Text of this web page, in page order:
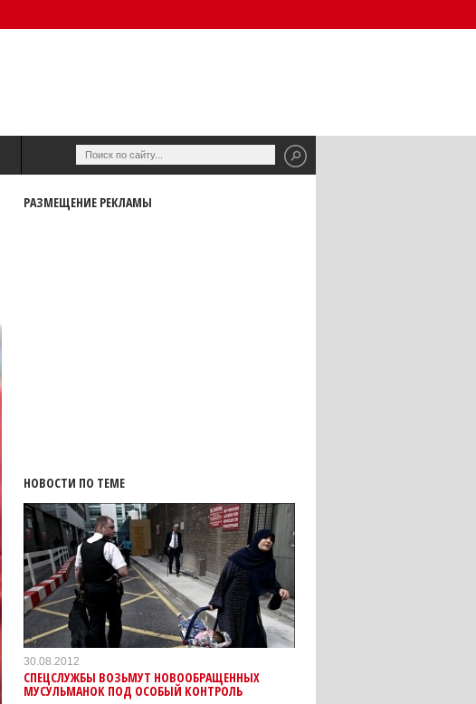
РАЗМЕЩЕНИЕ РЕКЛАМЫ
НОВОСТИ ПО ТЕМЕ
30.08.2012
СПЕЦСЛУЖБЫ ВОЗЬМУТ НОВООБРАЩЕННЫХ
МУСУЛЬМАНОК ПОД ОСОБЫЙ КОНТРОЛЬ